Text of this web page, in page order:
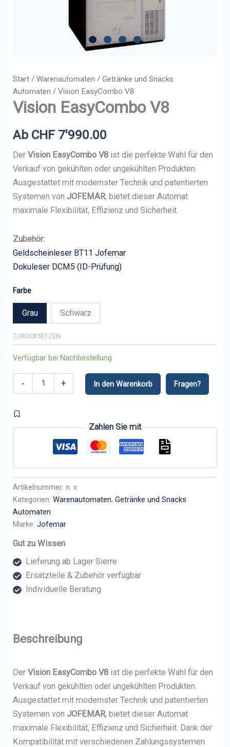
Start /Warenautomaten /Getränke und Snacks
Automaten / Vision EasyCombo V8
Vision EasyCombo V8
Ab CHF 7'990.00
DerVision EasyCombo V8 ist die perfekte Wahl für den
Verkauf von gekühlten oder ungekühlten Produkten.
Ausgestattet mit modernster Technik und patentierten
Systemen vonJOFEMAR, bietet dieser Automat
maximale Flexibilität, Effizienz und Sicherheit.
Zubehör:
Geldscheinleser BT11 Jofemar
Dokuleser DCM5 (ID-Prüfung)
Farbe
Grau Schwarz
ZURÜCKSETZEN
Verfügbar bei Nachbestellung
-
EasyCombo
Menge
+ In den Warenkorb Fragen?
Alternative: Zahlen Sie mit
Artikelnummer:n. v.
Kategorien:Warenautomaten,Getränke und Snacks
Automaten
Marke:Jofemar
Gut zu Wissen
Lieferung ab Lager Sierre
Ersatzteile & Zubehör verfügbar
Individuelle Beratung
Beschreibung
DerVision EasyCombo V8 ist die perfekte Wahl für den
Verkauf von gekühlten oder ungekühlten Produkten.
Ausgestattet mit modernster Technik und patentierten
Systemen vonJOFEMAR, bietet dieser Automat
maximale Flexibilität, Effizienz und Sicherheit. Dank der
Kompatibilität mit verschiedenen Zahlungssystemen